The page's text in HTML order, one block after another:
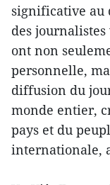
significative au
des
ont non
personnelle,
diffusion du
monde entier,
pays et du
internationale,